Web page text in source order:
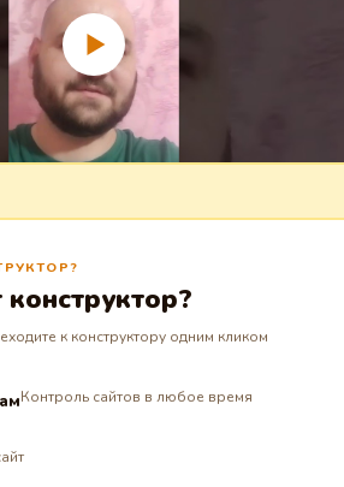
к конструктору одним кликом
Контроль сайтов в любое время